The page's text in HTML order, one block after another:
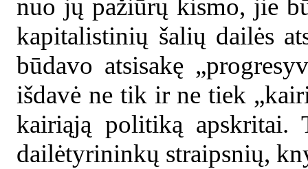
nuo jų pažiūrų kismo, jie
kapitalistinių šalių dailės
būdavo atsisakę
išdavė ne tik ir ne tiek
kairiąją politiką
dailėtyrininkų straipsnių,